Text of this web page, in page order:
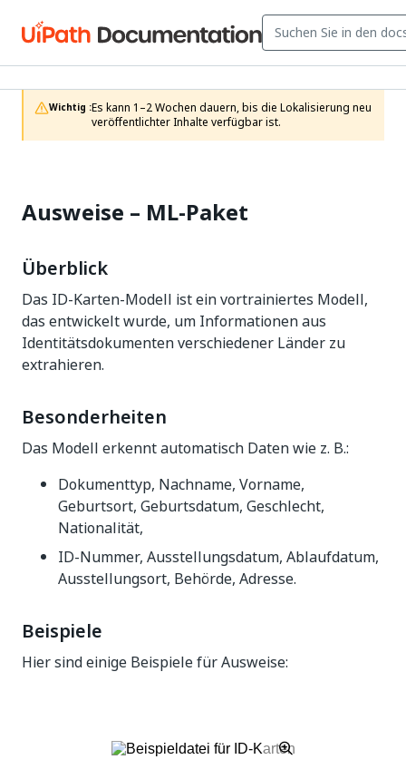
Wichtig :Es kann 1–2 Wochen dauern, bis die Lokalisierung neu
veröffentlichter Inhalte verfügbar ist.
Ausweise – ML-Paket
Überblick
Das ID-Karten-Modell ist ein vortrainiertes Modell,
das entwickelt wurde, um Informationen aus
Identitätsdokumenten verschiedener Länder zu
extrahieren.
Besonderheiten
Das Modell erkennt automatisch Daten wie z. B.:
Dokumenttyp, Nachname, Vorname,
Geburtsort, Geburtsdatum, Geschlecht,
Nationalität,
ID-Nummer, Ausstellungsdatum, Ablaufdatum,
Ausstellungsort, Behörde, Adresse.
Beispiele
Hier sind einige Beispiele für Ausweise: